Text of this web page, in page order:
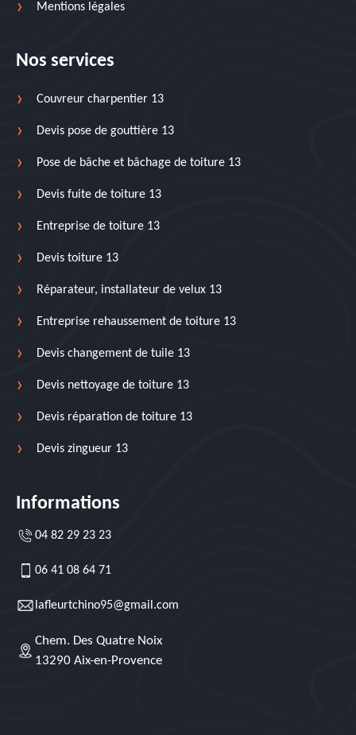
Mentions légales
Nos services
Couvreur charpentier 13
Devis pose de gouttière 13
Pose de bâche et bâchage de toiture 13
Devis fuite de toiture 13
Entreprise de toiture 13
Devis toiture 13
Réparateur, installateur de velux 13
Entreprise rehaussement de toiture 13
Devis changement de tuile 13
Devis nettoyage de toiture 13
Devis réparation de toiture 13
Devis zingueur 13
Informations
04 82 29 23 23
06 41 08 64 71
lafleurtchino95@gmail.com
Chem. Des Quatre Noix
13290 Aix-en-Provence